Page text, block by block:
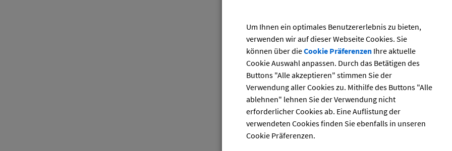
17.9.2026 08:45 Uhr
Frauenfrühstück
Katholischer Frauenbund Pleß
24.9.2026 16:30 Uhr
Um Ihnen ein optimales Benutzererlebnis zu bieten,
verwenden wir auf dieser Webseite Cookies. Sie
können über dieCookie PräferenzenIhre aktuelle
Cookie Auswahl anpassen. Durch das Betätigen des
Buttons "Alle akzeptieren" stimmen Sie der
Verwendung aller Cookies zu. Mithilfe des Buttons "Alle
ablehnen" lehnen Sie der Verwendung nicht
erforderlicher Cookies ab. Eine Auflistung der
verwendeten Cookies finden Sie ebenfalls in unseren
Cookie Präferenzen.